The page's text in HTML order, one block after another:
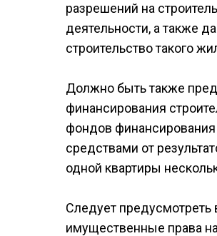
разрешений на
деятельности, а также
строительство такого
Должно быть также
финансирования
фондов финансирования
средствами от
одной квартиры
Следует предусмотреть
имущественные права